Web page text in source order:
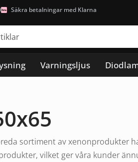
Säkra betalningar med Klarna
Varningsljus
sortiment av xenonprodukter
vilket ger våra kunder